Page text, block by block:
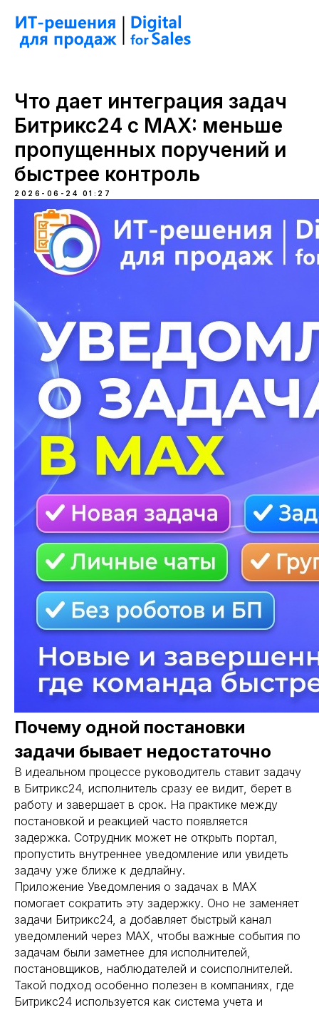
Что дает интеграция задач
Битрикс24 с MAX: меньше
пропущенных поручений и
быстрее контроль
2026-06-24 01:27
Почему одной постановки
задачи бывает недостаточно
В идеальном процессе руководитель ставит задачу
в Битрикс24, исполнитель сразу ее видит, берет в
работу и завершает в срок. На практике между
постановкой и реакцией часто появляется
задержка. Сотрудник может не открыть портал,
пропустить внутреннее уведомление или увидеть
задачу уже ближе к дедлайну.
Приложение Уведомления о задачах в MAX
помогает сократить эту задержку. Оно не заменяет
задачи Битрикс24, а добавляет быстрый канал
уведомлений через MAX, чтобы важные события по
задачам были заметнее для исполнителей,
постановщиков, наблюдателей и соисполнителей.
Такой подход особенно полезен в компаниях, где
Битрикс24 используется как система учета и